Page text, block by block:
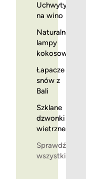
Uchwyty
na wino
Naturalne
lampy
kokosowe
Łapacze
snów z
Bali
Szklane
dzwonki
wietrzne
Sprawdź
wszystkie